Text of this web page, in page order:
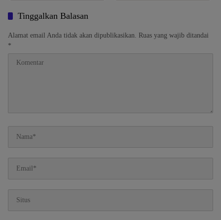
Tinggalkan Balasan
Alamat email Anda tidak akan dipublikasikan.
Ruas yang wajib ditandai
*